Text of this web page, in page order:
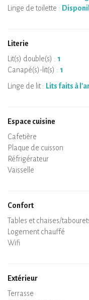
grand confort).
randonnées aux
Tout est mis en œuvre
Linge de toilette :
Literie
Lit(s) double(s) : 1
Canapé(s)-lit(s) : 1
Linge de lit : Lits faits à
Espace cuisine
Micro-ondes
Cafetière
Bouilloire
Plaque de cuisson
Four
Réfrigérateur
Vaisselle
Confort
Spa
Sauna privatif
Tables et chaises/
Air conditionné
Logement chauffé
Poêle à bois
Cheminée
Wifi
Extérieur
Terrasse